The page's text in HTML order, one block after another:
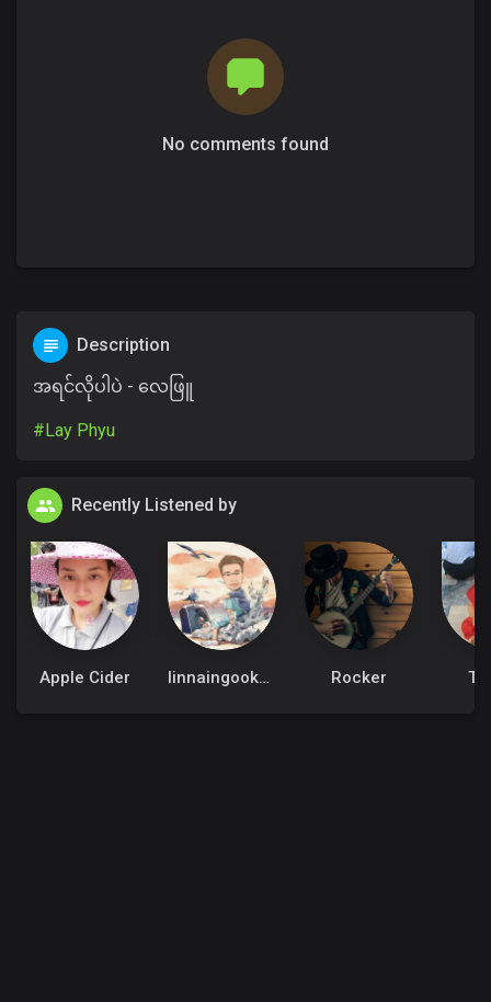
No comments found
Description
အရင်လိုပါပဲ - လေဖြူ
#Lay Phyu
Recently Listened by
Apple Cider linnaingookkm Rocker